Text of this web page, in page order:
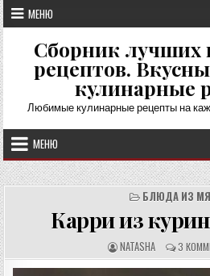
Перейти
к
содержимому
МЕНЮ
Сборник лучших
рецептов.
кулинарные
Любимые кулинарные рецепты на
МЕНЮ
БЛЮДА ИЗ
Карри из
А
В
Т
NATASHA О
Т
З
3